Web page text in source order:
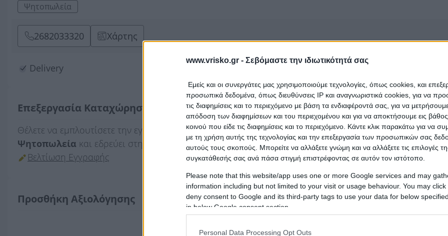
www.vrisko.gr - Σεβόμαστε την ιδιωτικότητά σας
Εμείς και οι συνεργάτες μας χρησιμοποιούμε τεχνολογίες, όπως cookies, και
προσωπικά δεδομένα, όπως διευθύνσεις IP και αναγνωριστικά cookies, για να
τις διαφημίσεις και το περιεχόμενο με βάση τα ενδιαφέροντά σας, για να
απόδοση των διαφημίσεων και του περιεχομένου και για να αποκτήσουμε εις
κοινού που είδε τις διαφημίσεις και το περιεχόμενο. Κάντε κλικ παρακάτω για να
με τη χρήση αυτής της τεχνολογίας και την επεξεργασία των προσωπικών σας
αυτούς τους σκοπούς. Μπορείτε να αλλάξετε γνώμη και να αλλάξετε τις επιλογές
συγκατάθεσής σας ανά πάσα στιγμή επιστρέφοντας σε αυτόν τον ιστότοπο.
Please note that this website/app uses one or more Google services and may
information including but not limited to your visit or usage behaviour. You may
deny consent to Google and its third-party tags to use your data for below
in below Google consent section.
Personal Data Processing Opt Outs
Ψητοπωλεία
2682033320 Χάρτης
Delivery
Επεξεργασία Καταχώρησης
Θέλετε να εμπλουτίσετε την εγγραφή Η ΓΩΝΙΑ ΤΟΥ ΓΥΡΟΥ (Τσόλη Έλενα)που ανήκει στην κατηγορία
Ψητοπωλεία και εδρεύει στην περιοχή Λούρος;
Βελτίωση Εγγραφής
Προσθήκη Αξιολόγησης